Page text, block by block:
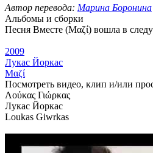
Автор перевода: Марина Боронина
Альбомы и сборки
Песня Вместе (Μαζί) вошла в
2009
Лукас Йоркас
Μαζί
Посмотреть видео, клип и/или
Λούκας Γιώρκας
Лукас Йоркас
Loukas Giwrkas